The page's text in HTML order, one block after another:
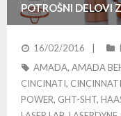
POTROŠNI DELOVI
16/02/2016
AMADA, AMADA
CINCINATI, CINCINNATI
POWER, GHT-SHT,